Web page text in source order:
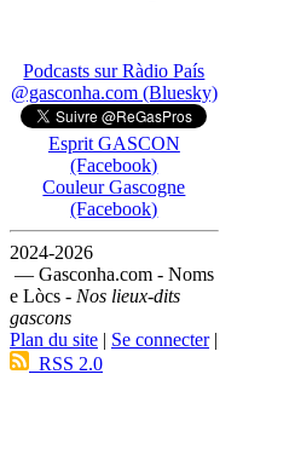
Podcasts sur Ràdio País
@gasconha.com (Bluesky)
Esprit GASCON
(Facebook)
Couleur Gascogne
(Facebook)
2024-2026
— Gasconha.com - Noms
e Lòcs - Nos lieux-dits
gascons
Plan du site | Se connecter|
RSS 2.0